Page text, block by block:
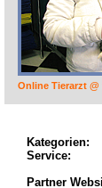
Online Tierarzt
Kategorien:
Service:
Partner